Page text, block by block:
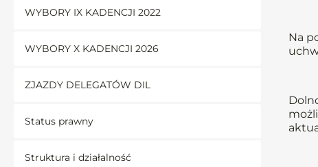
WYBORY IX KADENCJI 2022
WYBORY X KADENCJI 2026
ZJAZDY DELEGATÓW DIL
Status prawny
Struktura i działalność
Na